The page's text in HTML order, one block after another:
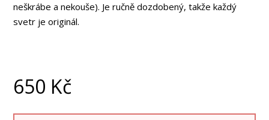
neškrábe a nekouše). Je ručně dozdobený, takže každý
svetr je originál.
650 Kč